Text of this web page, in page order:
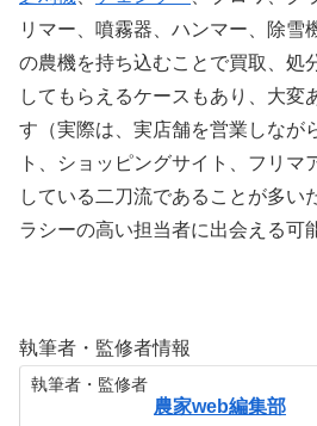
リマー、噴霧器、ハンマー、除雪
の農機を持ち込むことで買取、処
してもらえるケースもあり、大変
す（実際は、実店舗を営業しなが
ト、ショッピングサイト、フリマ
している二刀流であることが多い
ラシーの高い担当者に出会える可
執筆者・監修者情報
執筆者・監修者
農家web編集部